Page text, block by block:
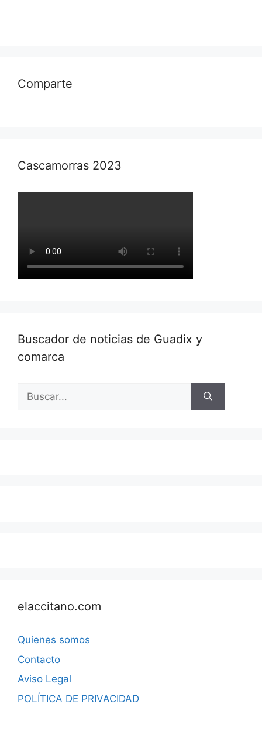
Comparte
Cascamorras 2023
Buscador de noticias de Guadix y
comarca
Buscar:
elaccitano.com
Quienes somos
Contacto
Aviso Legal
POLÍTICA DE PRIVACIDAD